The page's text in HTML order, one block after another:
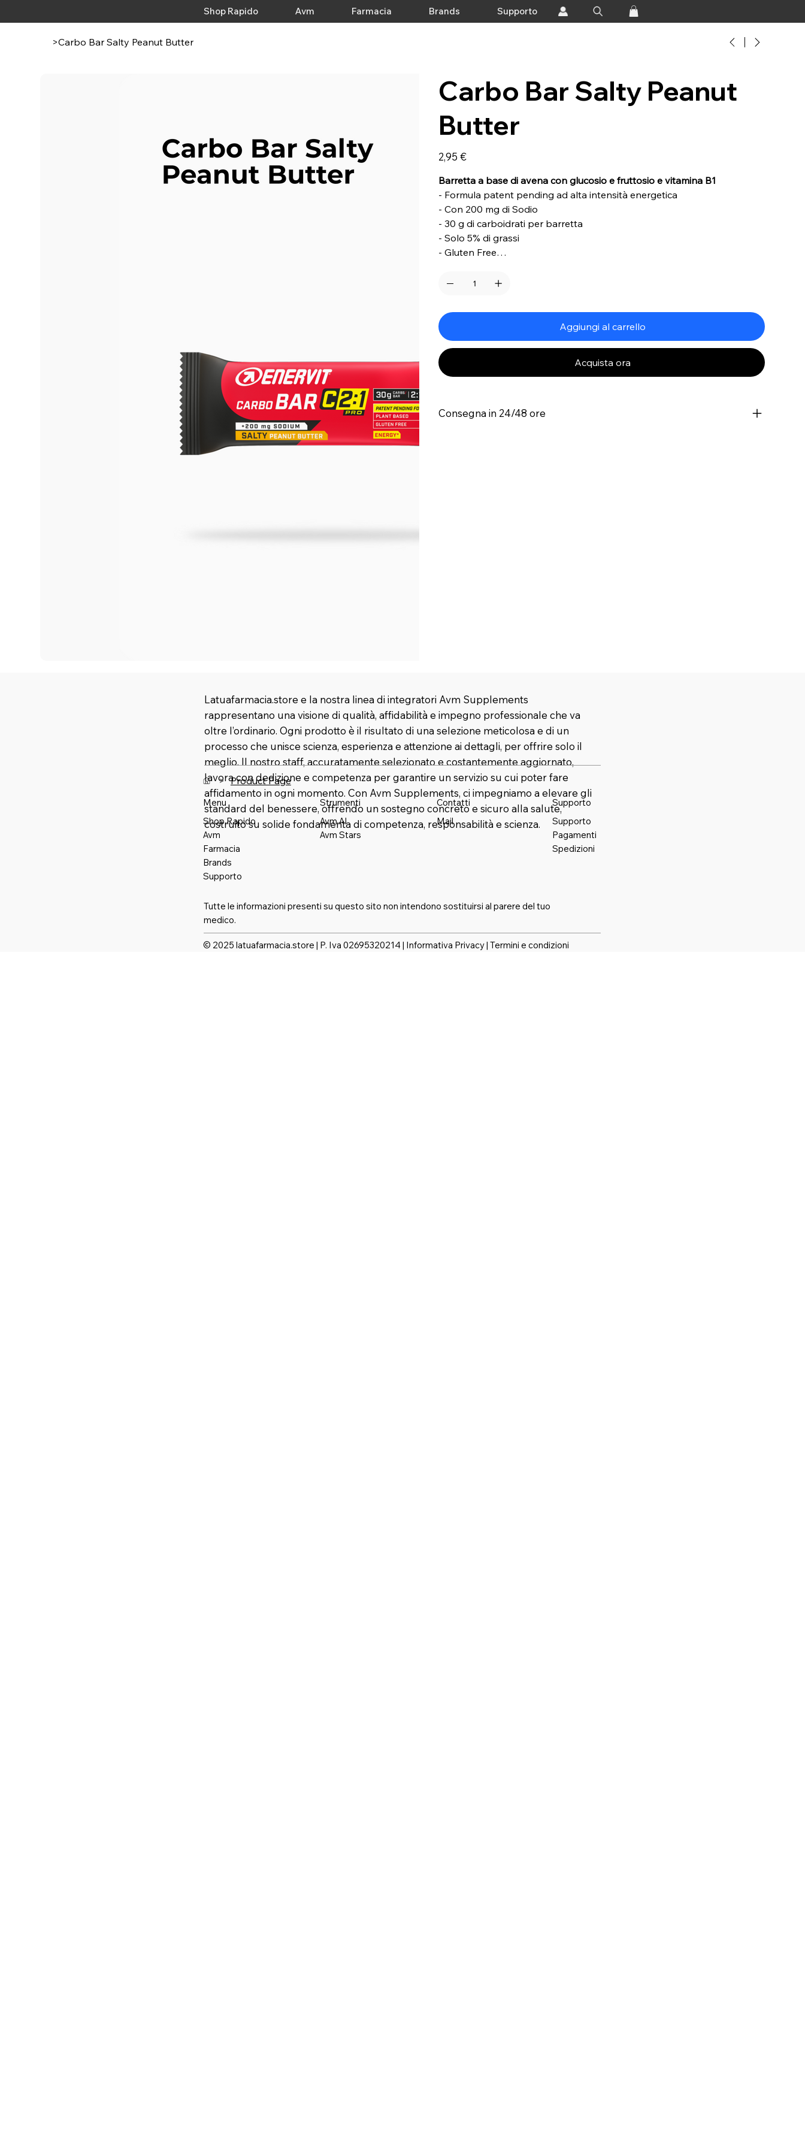
Shop Rapido Avm Farmacia Brands Supporto
>Carbo Bar Salty Peanut Butter
Carbo Bar Salty Peanut
Butter
Prezzo
2,95 €
Barretta a base di avena con glucosio e fruttosio e vitamina B1
- Formula patent pending ad alta intensità energetica
- Con 200 mg di Sodio
- 30 g di carboidrati per barretta
- Solo 5% di grassi
- Gluten Free
Aggiungi al carrello
Acquista ora
Consegna in 24/48 ore
Latuafarmacia.store e la nostra linea di integratori Avm Supplements
rappresentano una visione di qualità, affidabilità e impegno professionale che va
oltre l’ordinario. Ogni prodotto è il risultato di una selezione meticolosa e di un
processo che unisce scienza, esperienza e attenzione ai dettagli, per offrire solo il
meglio. Il nostro staff, accuratamente selezionato e costantemente aggiornato,
lavora con dedizione e competenza per garantire un servizio su cui poter fare
affidamento in ogni momento. Con Avm Supplements, ci impegniamo a elevare gli
standard del benessere, offrendo un sostegno concreto e sicuro alla salute,
costruito su solide fondamenta di competenza, responsabilità e scienza.
> Product Page
Menu
Shop Rapido
Avm
Farmacia
Brands
Supporto
Strumenti
Avm AI
Avm Stars
Contatti
Mail
Supporto
Supporto
Pagamenti
Spedizioni
Tutte le informazioni presenti su questo sito non intendono sostituirsi al parere del tuo
medico.
© 2025 latuafarmacia.store | P. Iva 02695320214 | Informativa Privacy|Termini e condizioni